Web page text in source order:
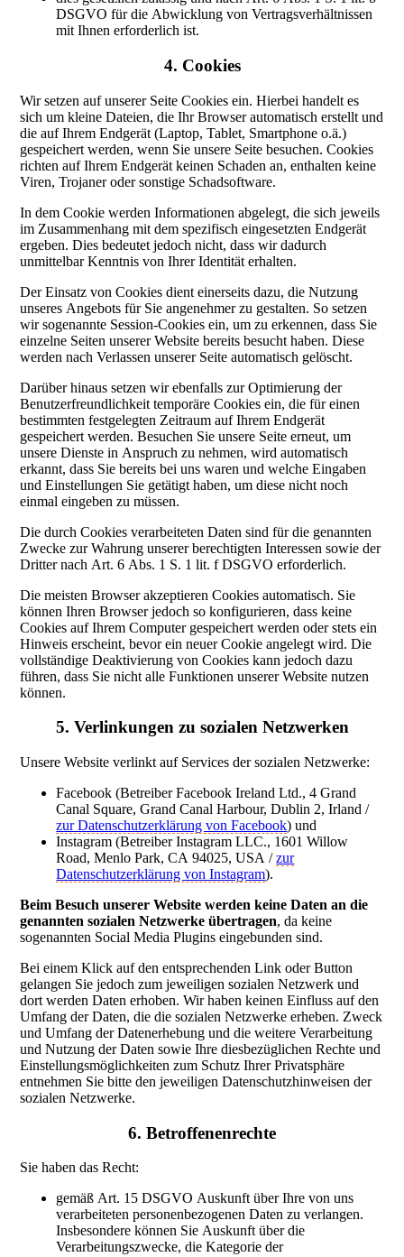
DSGVO für die Abwicklung von Vertragsverhältnissen
mit Ihnen erforderlich ist.
4. Cookies
Wir setzen auf unserer Seite Cookies ein. Hierbei handelt es
sich um kleine Dateien, die Ihr Browser automatisch erstellt und
die auf Ihrem Endgerät (Laptop, Tablet, Smartphone o.ä.)
gespeichert werden, wenn Sie unsere Seite besuchen. Cookies
richten auf Ihrem Endgerät keinen Schaden an, enthalten keine
Viren, Trojaner oder sonstige Schadsoftware.
In dem Cookie werden Informationen abgelegt, die sich jeweils
im Zusammenhang mit dem spezifisch eingesetzten Endgerät
ergeben. Dies bedeutet jedoch nicht, dass wir dadurch
unmittelbar Kenntnis von Ihrer Identität erhalten.
Der Einsatz von Cookies dient einerseits dazu, die Nutzung
unseres Angebots für Sie angenehmer zu gestalten. So setzen
wir sogenannte Session-Cookies ein, um zu erkennen, dass Sie
einzelne Seiten unserer Website bereits besucht haben. Diese
werden nach Verlassen unserer Seite automatisch gelöscht.
Darüber hinaus setzen wir ebenfalls zur Optimierung der
Benutzerfreundlichkeit temporäre Cookies ein, die für einen
bestimmten festgelegten Zeitraum auf Ihrem Endgerät
gespeichert werden. Besuchen Sie unsere Seite erneut, um
unsere Dienste in Anspruch zu nehmen, wird automatisch
erkannt, dass Sie bereits bei uns waren und welche Eingaben
und Einstellungen Sie getätigt haben, um diese nicht noch
einmal eingeben zu müssen.
Die durch Cookies verarbeiteten Daten sind für die genannten
Zwecke zur Wahrung unserer berechtigten Interessen sowie der
Dritter nach Art. 6 Abs. 1 S. 1 lit. f DSGVO erforderlich.
Die meisten Browser akzeptieren Cookies automatisch. Sie
können Ihren Browser jedoch so konfigurieren, dass keine
Cookies auf Ihrem Computer gespeichert werden oder stets ein
Hinweis erscheint, bevor ein neuer Cookie angelegt wird. Die
vollständige Deaktivierung von Cookies kann jedoch dazu
führen, dass Sie nicht alle Funktionen unserer Website nutzen
können.
5. Verlinkungen zu sozialen Netzwerken
Unsere Website verlinkt auf Services der sozialen Netzwerke:
Facebook (Betreiber Facebook Ireland Ltd., 4 Grand
Canal Square, Grand Canal Harbour, Dublin 2, Irland /
zur Datenschutzerklärung von Facebook) und
Instagram (Betreiber Instagram LLC., 1601 Willow
Road, Menlo Park, CA 94025, USA /zur
Datenschutzerklärung von Instagram).
Beim Besuch unserer Website werden keine Daten an die
genannten sozialen Netzwerke übertragen, da keine
sogenannten Social Media Plugins eingebunden sind.
Bei einem Klick auf den entsprechenden Link oder Button
gelangen Sie jedoch zum jeweiligen sozialen Netzwerk und
dort werden Daten erhoben. Wir haben keinen Einfluss auf den
Umfang der Daten, die die sozialen Netzwerke erheben. Zweck
und Umfang der Datenerhebung und die weitere Verarbeitung
und Nutzung der Daten sowie Ihre diesbezüglichen Rechte und
Einstellungsmöglichkeiten zum Schutz Ihrer Privatsphäre
entnehmen Sie bitte den jeweiligen Datenschutzhinweisen der
sozialen Netzwerke.
6. Betroffenenrechte
Sie haben das Recht:
gemäß Art. 15 DSGVO Auskunft über Ihre von uns
verarbeiteten personenbezogenen Daten zu verlangen.
Insbesondere können Sie Auskunft über die
Verarbeitungszwecke, die Kategorie der